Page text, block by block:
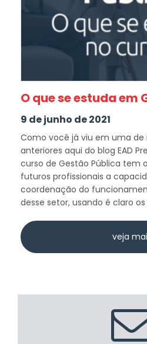
O que se estuda em
9 de junho de 2021
Como você já viu em uma de
anteriores aqui do blog EAD
curso de Gestão Pública tem
futuros profissionais a
coordenação do
desse setor, usando é claro
veja